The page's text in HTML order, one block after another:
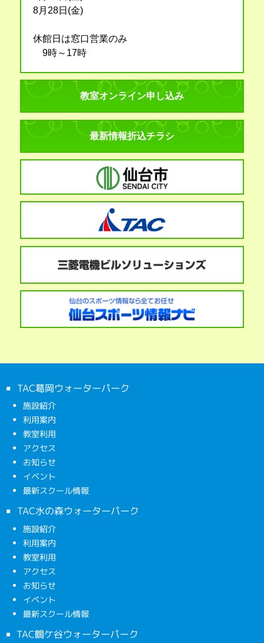
8月28日(金)
休館日は窓口営業のみ
9時～17時
教室オンライン申し込み
最新情報折込チラシ
TAC葛岡ウォーターパーク
施設紹介
利用案内
教室利用
アクセス
お知らせ
イベント
最新スクール情報
TAC水の森ウォーターパーク
施設紹介
利用案内
教室利用
アクセス
お知らせ
イベント
最新スクール情報
TAC鶴ケ谷ウォーターパーク